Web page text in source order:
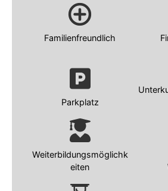
Familienfreundlich
Parkplatz
Weiterbildungsmöglichk
eiten